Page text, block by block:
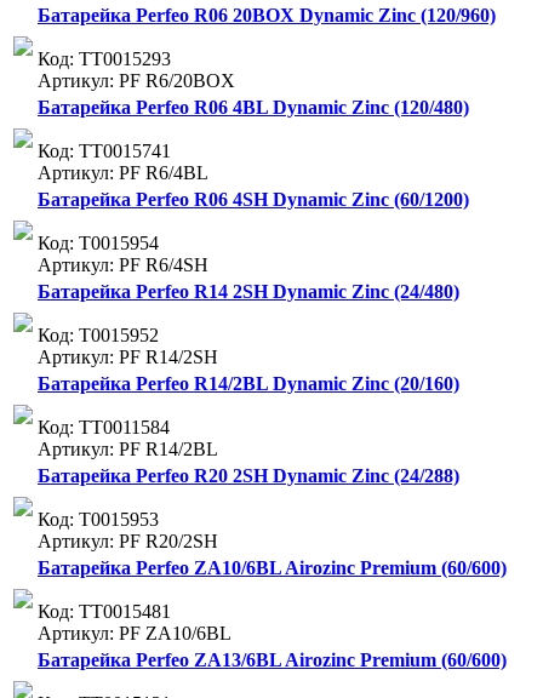
Батарейка Perfeo R06 20BOX Dynamic Zinc (120/960)
Код: ТТ0015293
Артикул: PF R6/20BOX
Батарейка Perfeo R06 4BL Dynamic Zinc (120/480)
Код: ТТ0015741
Артикул: PF R6/4BL
Батарейка Perfeo R06 4SH Dynamic Zinc (60/1200)
Код: Т0015954
Артикул: PF R6/4SH
Батарейка Perfeo R14 2SH Dynamic Zinc (24/480)
Код: Т0015952
Артикул: PF R14/2SH
Батарейка Perfeo R14/2BL Dynamic Zinc (20/160)
Код: ТТ0011584
Артикул: PF R14/2BL
Батарейка Perfeo R20 2SH Dynamic Zinc (24/288)
Код: Т0015953
Артикул: PF R20/2SH
Батарейка Perfeo ZA10/6BL Airozinc Premium (60/600)
Код: ТТ0015481
Артикул: PF ZA10/6BL
Батарейка Perfeo ZA13/6BL Airozinc Premium (60/600)